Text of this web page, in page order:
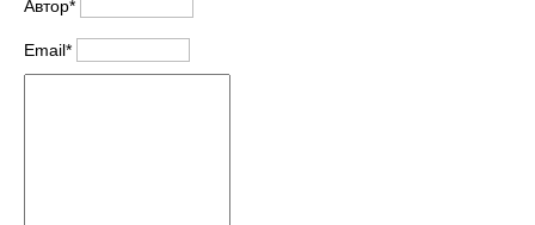
Автор*
Email*